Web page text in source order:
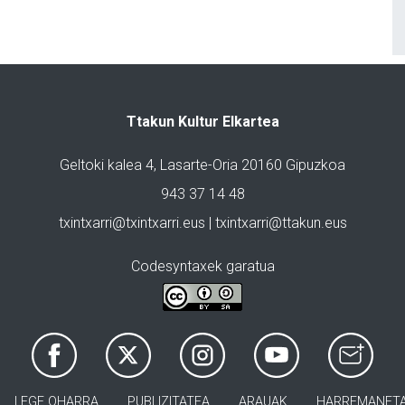
Ttakun Kultur Elkartea
Geltoki kalea 4, Lasarte-Oria 20160 Gipuzkoa
943 37 14 48
txintxarri@txintxarri.eus | txintxarri@ttakun.eus
Codesyntaxek garatua
LEGE OHARRA PUBLIZITATEA ARAUAK